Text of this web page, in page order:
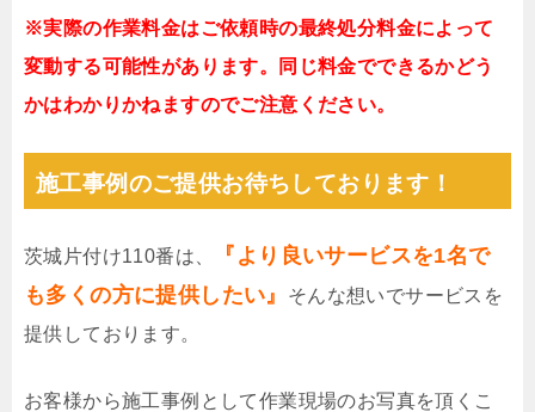
※実際の作業料金はご依頼時の最終処分料金によって
変動する可能性があります。同じ料金でできるかどう
かはわかりかねますのでご注意ください。
施工事例のご提供お待ちしております！
茨城片付け110番は、
『より良いサービスを1名で
も多くの方に提供したい』
そんな想いでサービスを
提供しております。
お客様から施工事例として作業現場のお写真を頂くこ